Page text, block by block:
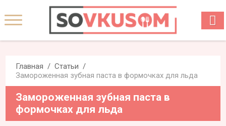
Главная
Статьи
Замороженная зубная паста в формочках для льда
Замороженная зубная паста в
формочках для льда